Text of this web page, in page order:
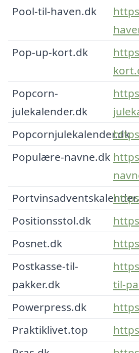
Pool-til-haven.dk
Pop-up-kort.dk
Popcorn-
julekalender.dk
Popcornjulekalender.dk
Populære-navne.dk
Positionsstol.dk
Posnet.dk
Postkasse-til-
pakker.dk
til-
Powerpress.dk
Praktiklivet.top